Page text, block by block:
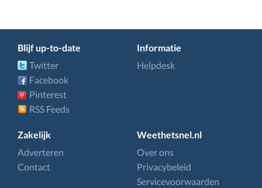
Blijf up-to-date
Twitter
Facebook
Pinterest
RSS Feeds
Informatie
Helpdesk
Zakelijk
Adverteren
Contact
Weethetsnel.nl
Over ons
Privacybeleid
Servicevoorwaarden